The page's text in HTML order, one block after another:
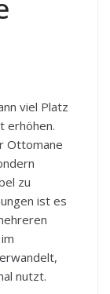
viel Platz
erhöhen.
Ottomane
zu
ist es
nutzt.